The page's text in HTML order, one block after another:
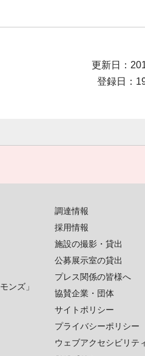
更新日：
登録日：
ンズ」
調達情報
採用情報
施設の撮影・貸出
公募展示室の貸出
プレス関係の皆様へ
協賛企業・団体
サイトポリシー
プライバシーポリシー
ウェブアクセシビリテ